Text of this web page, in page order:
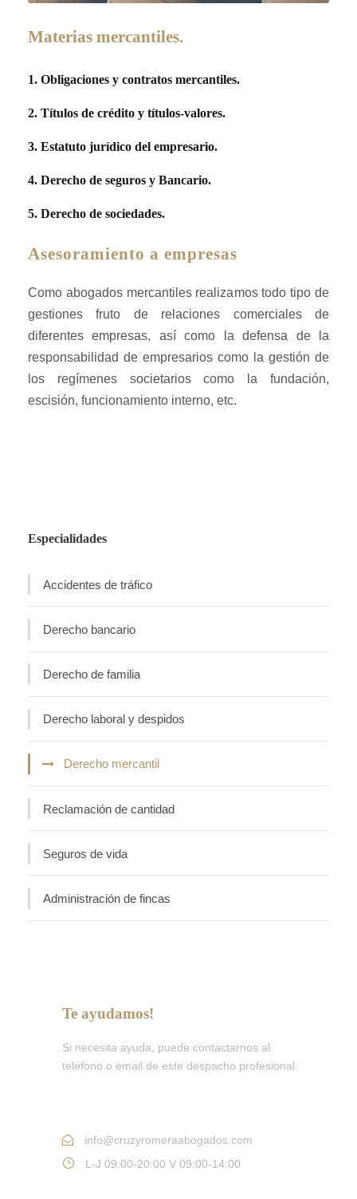
Materias mercantiles.
1. Obligaciones y contratos mercantiles.
2. Títulos de crédito y títulos-valores.
3. Estatuto jurídico del empresario.
4. Derecho de seguros y Bancario.
5. Derecho de sociedades.
Asesoramiento a empresas
Como abogados mercantiles realizamos todo tipo de
gestiones fruto de relaciones comerciales de
diferentes empresas, así como la defensa de la
responsabilidad de empresarios como la gestión de
los regímenes societarios como la fundación,
escisión, funcionamiento interno, etc.
Especialidades
Accidentes de tráfico
Derecho bancario
Derecho de familia
Derecho laboral y despidos
Derecho mercantil
Reclamación de cantidad
Seguros de vida
Administración de fincas
Te ayudamos!
Si necesita ayuda, puede contactarnos al
teléfono o email de este despacho profesional.
info@cruzyromeraabogados.com
L-J 09:00-20:00 V 09:00-14:00